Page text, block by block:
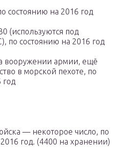
состоянию на 2016 год
(используются под
по состоянию на 2016 год
вооружении армии, ещё
в морской пехоте, по
год
— некоторое число, по
год. (4400 на хранении)